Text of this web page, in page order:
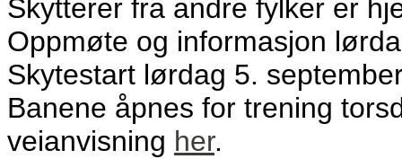
Skytterer fra andre fylker er
Oppmøte og informasjon
Skytestart lørdag 5.
Banene åpnes for trening
veianvisning her.